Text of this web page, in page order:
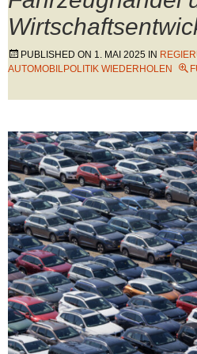
PUBLISHED ON 1. MAI 2025 IN
AUTOMOBILPOLITIK WIEDERHOLEN